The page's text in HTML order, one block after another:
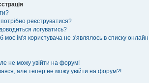
реєструватися?
логуватись?
моє ім'я користувача не з'являлось в списку онлайн
не можу увійти на форум!
але тепер не можу увійти на форум?!